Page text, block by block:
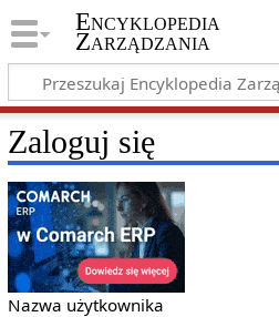
Encyklopedia
Zarządzania
Zaloguj się
Nazwa użytkownika